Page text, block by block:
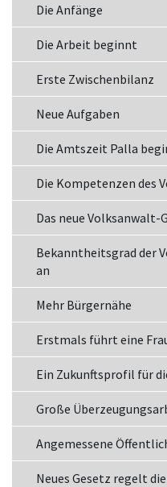
Die Anfänge
Die Arbeit beginnt
Erste Zwischenbilanz
Neue Aufgaben
Die Amtszeit Palla
Die Kompetenzen des
Das neue Volksanwalt-
Bekanntheitsgrad der
an
Mehr Bürgernähe
Erstmals führt eine
Ein Zukunftsprofil für
Große
Angemessene
Neues Gesetz regelt